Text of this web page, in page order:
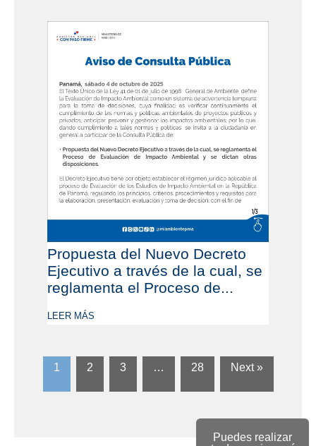
Puedes realizar
Propuesta del Nuevo Decreto
Ejecutivo a través de la cual, se
reglamenta el Proceso de...
LEER MÁS
1 2 3 … 28 Next »